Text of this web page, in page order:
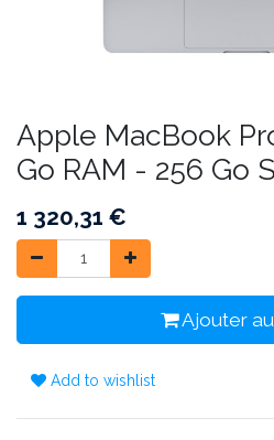
Apple MacBook
Go RAM - 256 Go
1 320,31 €
Ajouter
Add to wishlist